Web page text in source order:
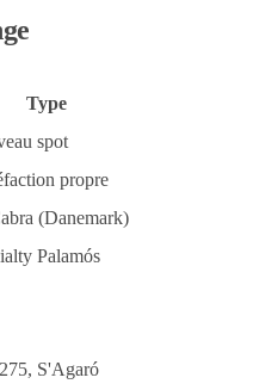
Type
spot
propre
(Danemark)
Palamós
S'Agaró